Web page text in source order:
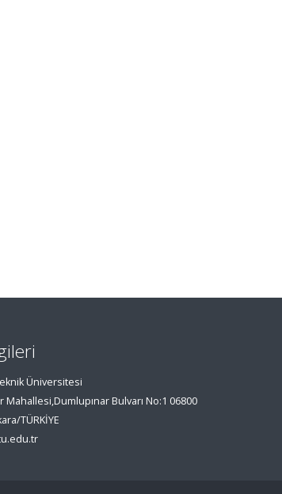
Üniversitesi
Bulvarı No:1 06800
TÜRKİYE